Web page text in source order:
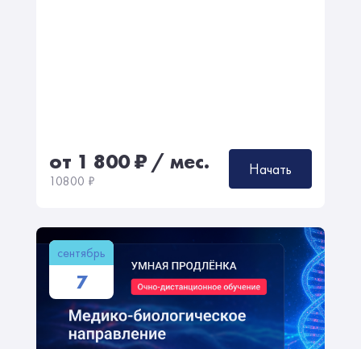
от 1 800₽/ мес.
10800 ₽
Начать
сентябрь
7